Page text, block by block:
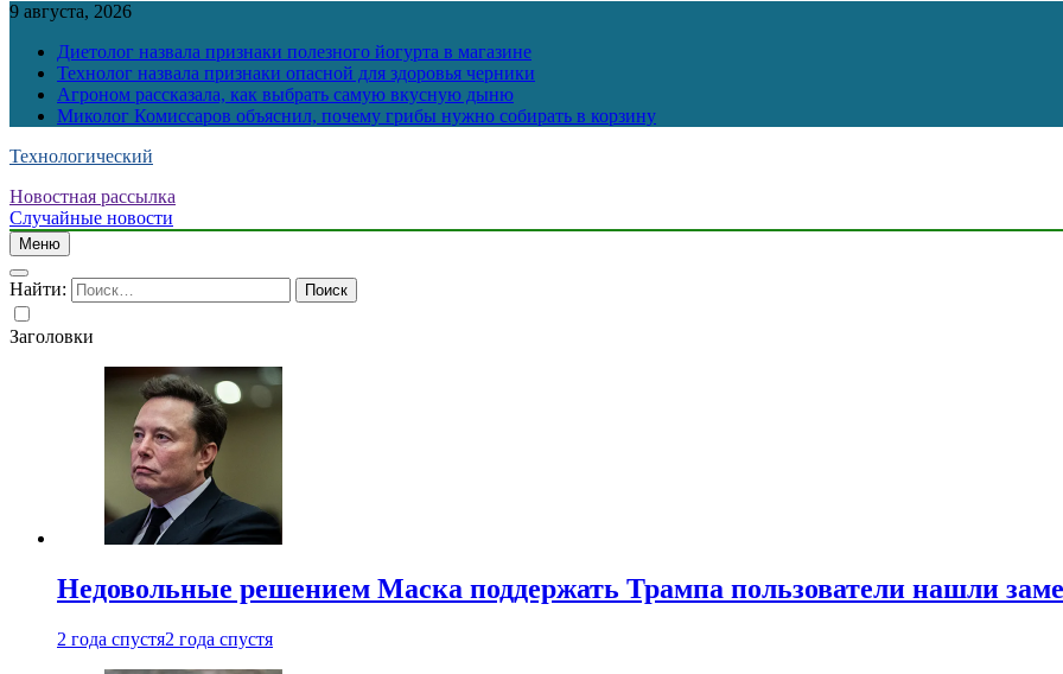
9 августа, 2026
Диетолог назвала признаки полезного йогурта в магазине
Технолог назвала признаки опасной для здоровья черники
Агроном рассказала, как выбрать самую вкусную дыню
Миколог Комиссаров объяснил, почему грибы нужно собирать в корзину
Технологический
Новостная рассылка
Случайные новости
Меню
Найти:
Заголовки
Недовольные решением Маска поддержать Трампа пользователи нашли
2 года спустя2 года спустя